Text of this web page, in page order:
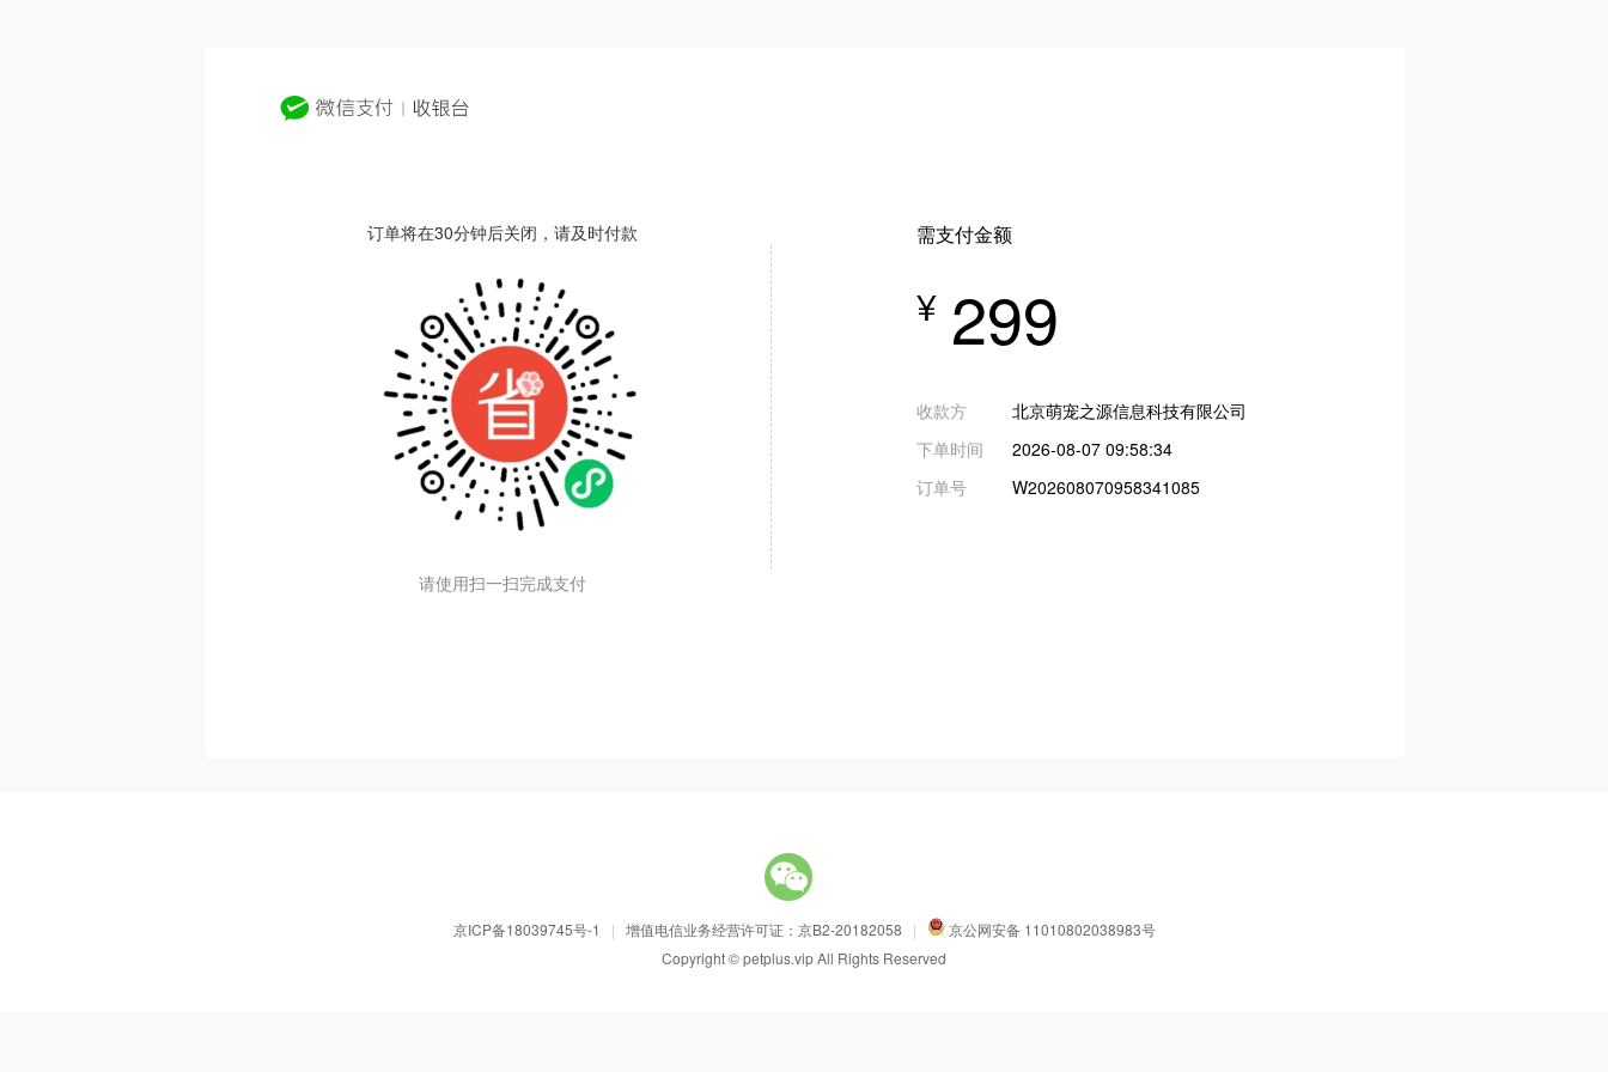
需支付金额
¥ 299
收款方
北京萌宠之源信息科技有限公司
下单时间
2026-08-07 09:58:34
订单号
W202608070958341085
订单将在30分钟后关闭，请及时付款
请使用扫一扫完成支付
京ICP备18039745号-1 | 增值电信业务经营许可证：京B2-20182058 |
京公网安备 11010802038983号
Copyright © petplus.vip All Rights Reserved